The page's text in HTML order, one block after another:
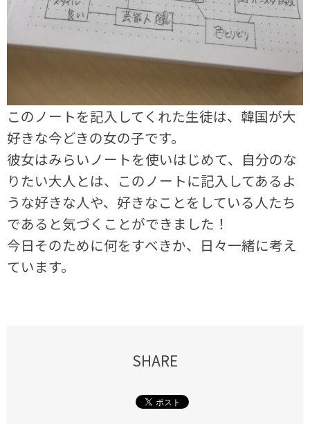
このノートを記入してくれた生徒は、韓国が大
好きな今どきの女の子です。
彼女はみらいノートを使いはじめて、自分のな
りたい大人とは、このノートに記入してあるよ
うな好きな人や、好きなことをしている人たち
であると気づくことができました！
今日そのために何をすべきか、日々一緒に考え
ています。
SHARE